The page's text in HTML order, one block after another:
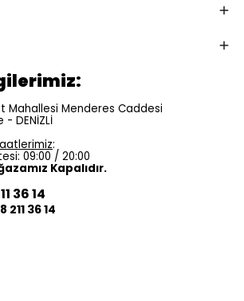
Mahallesi Menderes Caddesi
DENİZLİ
:
09:00 / 20:00
Kapalıdır.
36 14
211 36 14